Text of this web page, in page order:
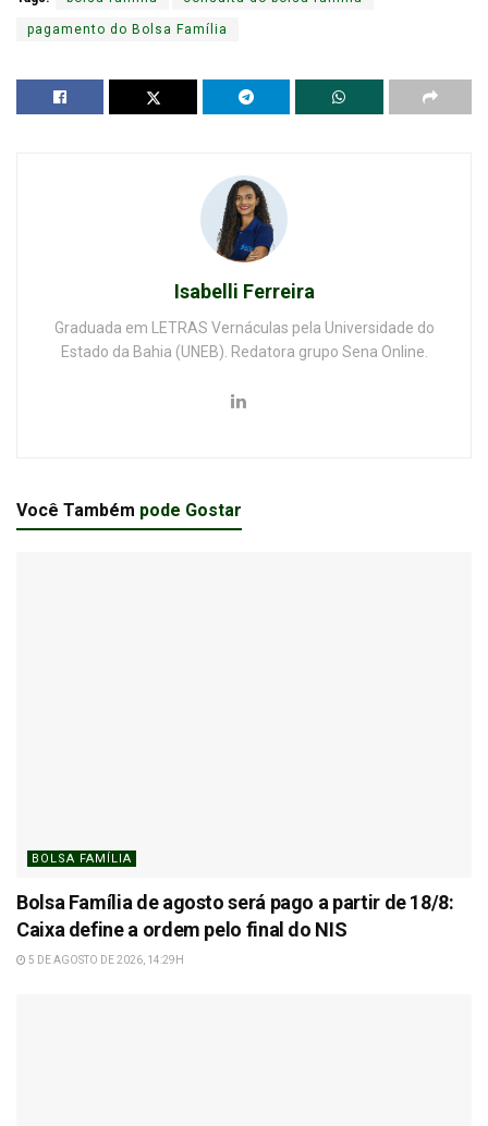
pagamento do Bolsa Família
Isabelli Ferreira
Graduada em LETRAS Vernáculas pela Universidade do
Estado da Bahia (UNEB). Redatora grupo Sena Online.
Você Também pode Gostar
BOLSA FAMÍLIA
Bolsa Família de agosto será pago a partir de 18/8:
Caixa define a ordem pelo final do NIS
5 DE AGOSTO DE 2026, 14:29H